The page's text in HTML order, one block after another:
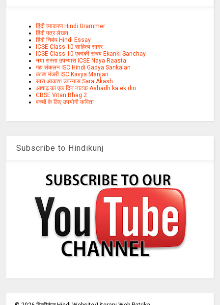
हिंदी व्याकरण Hindi Grammer
हिंदी पत्र लेखन
हिंदी निबंध Hindi Essay
ICSE Class 10 साहित्य सागर
ICSE Class 10 एकांकी संचय Ekanki Sanchay
नया रास्ता उपन्यास ICSE Naya Raasta
गद्य संकलन ISC Hindi Gadya Sankalan
काव्य मंजरी ISC Kavya Manjari
सारा आकाश उपन्यास Sara Akash
आषाढ़ का एक दिन नाटक Ashadh ka ek din
CBSE Vitan Bhag 2
बच्चों के लिए उपयोगी कविता
Subscribe to Hindikunj